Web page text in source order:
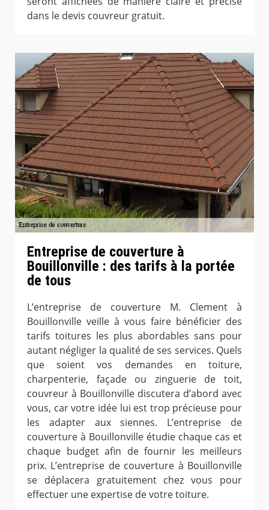
dans le devis couvreur gratuit.
Entreprise de couverture à
Bouillonville : des tarifs à la portée
de tous
L’entreprise de couverture M. Clement à
Bouillonville veille à vous faire bénéficier des
tarifs toitures les plus abordables sans pour
autant négliger la qualité de ses services. Quels
que soient vos demandes en toiture,
charpenterie, façade ou zinguerie de toit,
couvreur à Bouillonville discutera d’abord avec
vous, car votre idée lui est trop précieuse pour
les adapter aux siennes. L’entreprise de
couverture à Bouillonville étudie chaque cas et
chaque budget afin de fournir les meilleurs
prix. L’entreprise de couverture à Bouillonville
se déplacera gratuitement chez vous pour
effectuer une expertise de votre toiture.